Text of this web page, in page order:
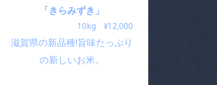
「きらみずき」
10kg ¥12,000
滋賀県の新品種!旨味たっぷり
の新しいお米。